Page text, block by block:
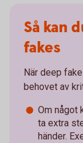
Så kan
fakes
När deep
behovet av
Om något
ta extra
händer.